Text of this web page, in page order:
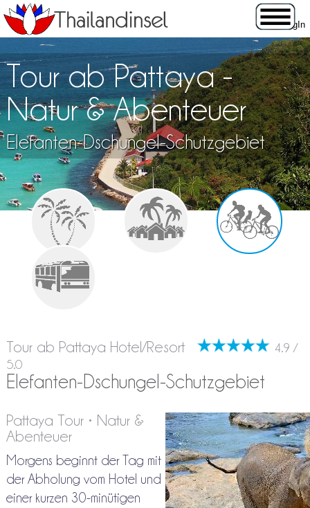
Tour ab Pattaya -
Natur & Abenteuer
Elefanten-Dschungel-Schutzgebiet
Tour ab Pattaya Hotel/Resort
4.9 /
5.0
Elefanten-Dschungel-Schutzgebiet
Pattaya Tour • Natur &
Abenteuer
Morgens beginnt der Tag mit
der Abholung vom Hotel und
einer kurzen 30-minütigen